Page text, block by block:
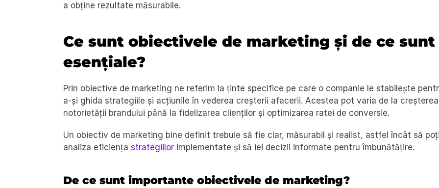
a obține rezultate măsurabile.
Ce sunt obiectivele de marketing și de ce sunt
esențiale?
Prin obiective de marketing ne referim la ținte specifice pe care o companie le stabilește
a-și ghida strategiile și acțiunile în vederea creșterii afacerii. Acestea pot varia de la creșterea
notorietății brandului până la fidelizarea clienților și optimizarea ratei de conversie.
Un obiectiv de marketing bine definit trebuie să fie clar, măsurabil și realist, astfel încât să
analiza eficiența strategiilor implementate și să iei decizii informate pentru îmbunătățire.
De ce sunt importante obiectivele de marketing?